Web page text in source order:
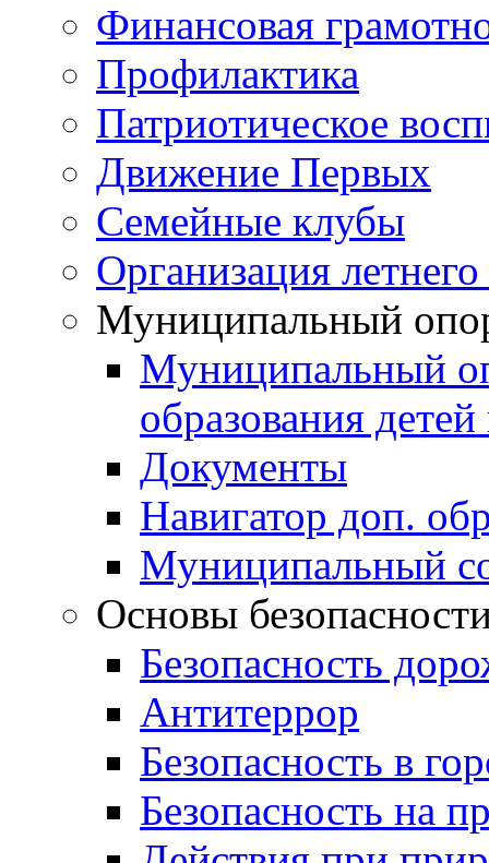
Финансовая
Профилактика
Патриотическое
Движение Первых
Семейные клубы
Организация
Муниципальный
Муниципальный
образования
Документы
Навигатор доп.
Муниципальный
Основы
Безопасность
Антитеррор
Безопасность в
Безопасность на